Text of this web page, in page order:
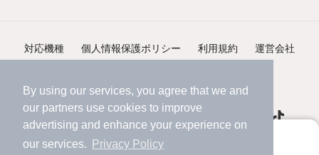
By using our services, you agree that we and
our partners use cookies to improve
advertising and enhance your experience on
our services.
Privacy Policy
アプリに切り替えて、サクサクお部屋探し
対応機種 個人情報保護ポリシー 利用規約 運営会社